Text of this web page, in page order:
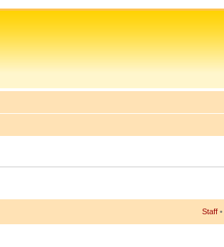
Staff •